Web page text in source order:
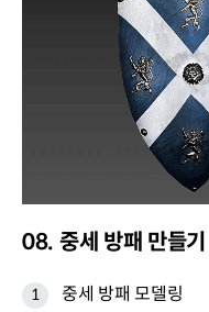
08. 중세 방패 만들기
중세 방패 모델링